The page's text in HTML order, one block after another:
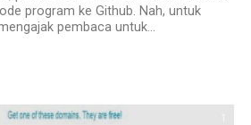
program ke Github. Nah, untuk
pembaca untuk...
1